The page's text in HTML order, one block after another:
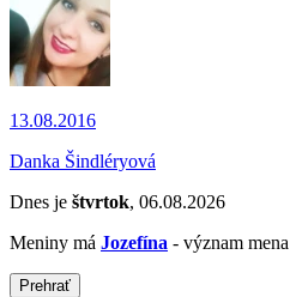
13.08.2016
Danka Šindléryová
Dnes je štvrtok, 06.08.2026
Meniny má Jozefína - význam mena
Prehrať